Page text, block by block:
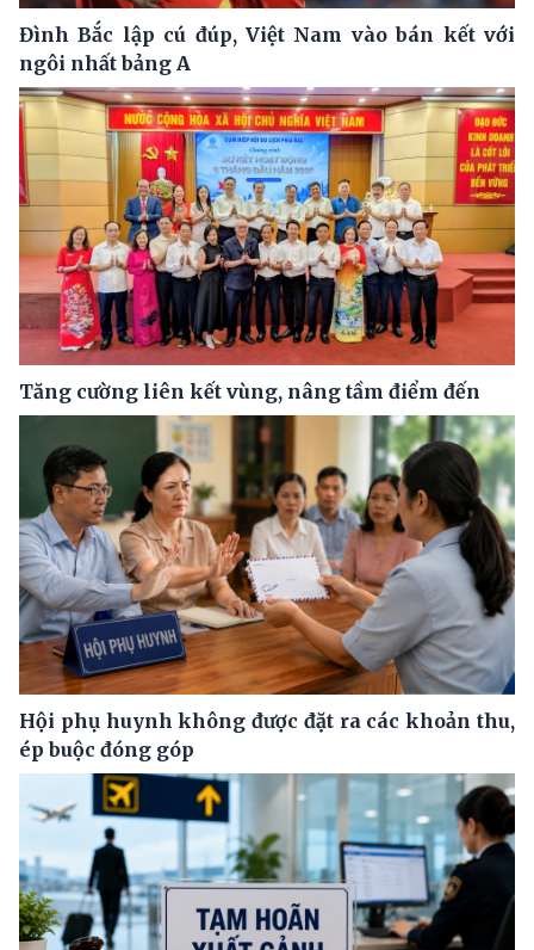
Đình Bắc lập cú đúp, Việt Nam vào bán kết với
ngôi nhất bảng A
Tăng cường liên kết vùng, nâng tầm điểm đến
Hội phụ huynh không được đặt ra các khoản thu,
ép buộc đóng góp